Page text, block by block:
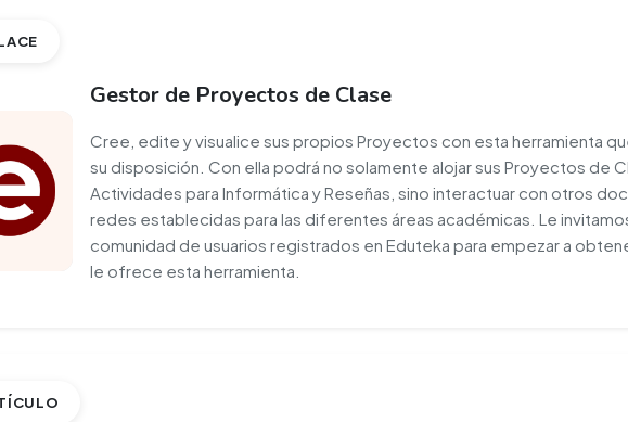
Gestor de Proyectos de Clase
Cree, edite y visualice sus propios Proyectos con esta herramienta
su disposición. Con ella podrá no solamente alojar sus Proyectos de
Actividades para Informática y Reseñas, sino interactuar con otros
redes establecidas para las diferentes áreas académicas. Le
comunidad de usuarios registrados en Eduteka para empezar a
le ofrece esta herramienta.